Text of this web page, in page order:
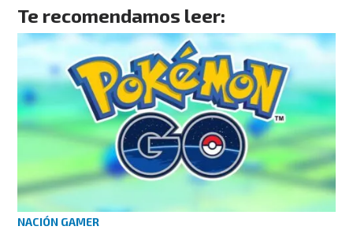
Te recomendamos leer:
NACIÓN GAMER